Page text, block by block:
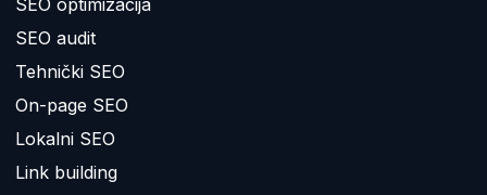
SEO optimizacija
SEO audit
Tehnički SEO
On-page SEO
Lokalni SEO
Link building